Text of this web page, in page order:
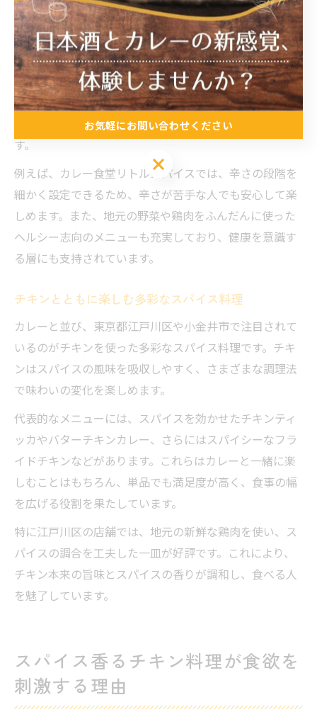
人気のカレー食堂で体感する新しい味覚体験
江戸川区や小金井市には、個性豊かなカレー食堂が多数
存在し、それぞれが独自のスパイス使いで新しい味覚体
験を提供しています。これらの店舗では、伝統的なレシ
ピに加え、現代的なアレンジや地元食材の活用が特徴で
す。
例えば、カレー食堂リトルスパイスでは、辛さの段階を
細かく設定できるため、辛さが苦手な人でも安心して楽
しめます。また、地元の野菜や鶏肉をふんだんに使った
ヘルシー志向のメニューも充実しており、健康を意識す
る層にも支持されています。
チキンとともに楽しむ多彩なスパイス料理
カレーと並び、東京都江戸川区や小金井市で注目されて
いるのがチキンを使った多彩なスパイス料理です。チキ
ンはスパイスの風味を吸収しやすく、さまざまな調理法
で味わいの変化を楽しめます。
代表的なメニューには、スパイスを効かせたチキンティ
ッカやバターチキンカレー、さらにはスパイシーなフラ
イドチキンなどがあります。これらはカレーと一緒に楽
しむことはもちろん、単品でも満足度が高く、食事の幅
を広げる役割を果たしています。
特に江戸川区の店舗では、地元の新鮮な鶏肉を使い、ス
パイスの調合を工夫した一皿が好評です。これにより、
チキン本来の旨味とスパイスの香りが調和し、食べる人
を魅了しています。
スパイス香るチキン料理が食欲を
刺激する理由
お気軽にお問い合わせください
お気軽にお問い合わせください